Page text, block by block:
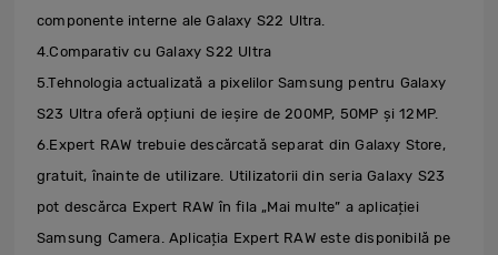
componente interne ale Galaxy S22 Ultra.
4.Comparativ cu Galaxy S22 Ultra
5.Tehnologia actualizată a pixelilor Samsung pentru Galaxy
S23 Ultra oferă opțiuni de ieșire de 200MP, 50MP și 12MP.
6.Expert RAW trebuie descărcată separat din Galaxy Store,
gratuit, înainte de utilizare. Utilizatorii din seria Galaxy S23
pot descărca Expert RAW în fila „Mai multe” a aplicației
Samsung Camera. Aplicația Expert RAW este disponibilă pe